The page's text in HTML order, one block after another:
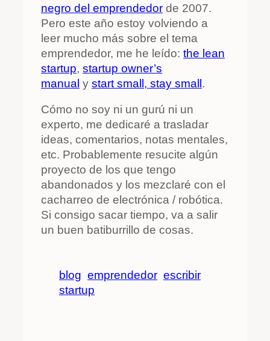
negro del emprendedor de 2007.
Pero este año estoy volviendo a
leer mucho más sobre el tema
emprendedor, me he leído: the lean
startup, startup owner’s
manual y start small, stay small.
Cómo no soy ni un gurú ni un
experto, me dedicaré a trasladar
ideas, comentarios, notas mentales,
etc. Probablemente resucite algún
proyecto de los que tengo
abandonados y los mezclaré con el
cacharreo de electrónica / robótica.
Si consigo sacar tiempo, va a salir
un buen batiburrillo de cosas.
blog emprendedor escribir
startup